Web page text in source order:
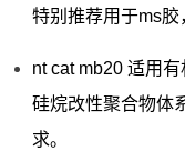
特别推荐用于ms胶
nt cat mb20 适用
硅烷改性聚合物体
求。